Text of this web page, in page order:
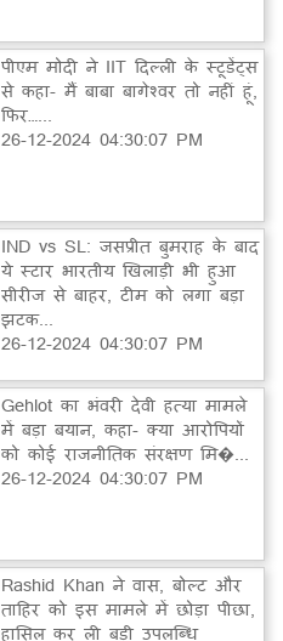
पीएम मोदी ने IIT दिल्ली के स्टूडेंट्स
से कहा- मैं बाबा बागेश्वर तो नहीं हूं,
फिर…...
26-12-2024 04:30:07 PM
IND vs SL: जसप्रीत बुमराह के बाद
ये स्टार भारतीय खिलाड़ी भी हुआ
सीरीज से बाहर, टीम को लगा बड़ा
झटक...
26-12-2024 04:30:07 PM
Gehlot का भंवरी देवी हत्या मामले
में बड़ा बयान, कहा- क्या आरोपियों
को कोई राजनीतिक संरक्षण मि�...
26-12-2024 04:30:07 PM
Rashid Khan ने वास, बोल्ट और
ताहिर को इस मामले में छोड़ा पीछा,
हासिल कर ली बड़ी उपलब्धि